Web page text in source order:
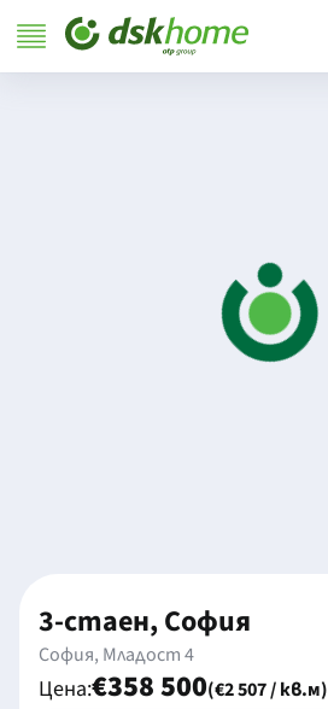
3-стаен, София
София, Младост 4
Цена:€358 500(€2 507 / кв.м)